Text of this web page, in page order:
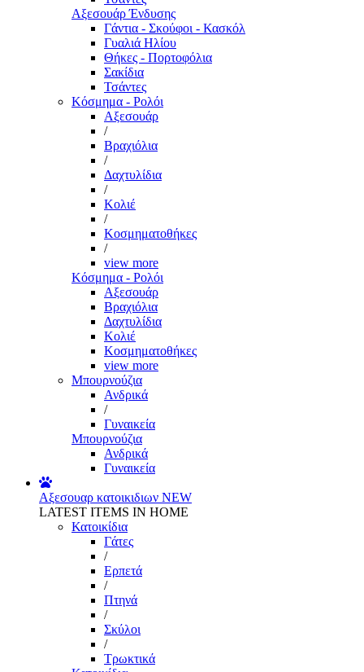
Αξεσουάρ Ένδυσης
Γάντια - Σκούφοι - Κασκόλ
Γυαλιά Ηλίου
Θήκες - Πορτοφόλια
Σακίδια
Τσάντες
Κόσμημα - Ρολόι
Αξεσουάρ
/
Βραχιόλια
/
Δαχτυλίδια
/
Κολιέ
/
Κοσμηματοθήκες
/
view more
Κόσμημα - Ρολόι
Αξεσουάρ
Βραχιόλια
Δαχτυλίδια
Κολιέ
Κοσμηματοθήκες
view more
Μπουρνούζια
Ανδρικά
/
Γυναικεία
Μπουρνούζια
Ανδρικά
Γυναικεία
Αξεσουαρ κατοικιδιων NEW
LATEST ITEMS IN HOME
Κατοικίδια
Γάτες
/
Ερπετά
/
Πτηνά
/
Σκύλοι
/
Τρωκτικά